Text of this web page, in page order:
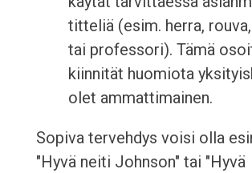
titteliä (esim. herra,
tai professori). Tämä
kiinnität huomiota
olet ammattimainen.
Sopiva tervehdys voisi olla
"Hyvä neiti Johnson" tai "Hyvä